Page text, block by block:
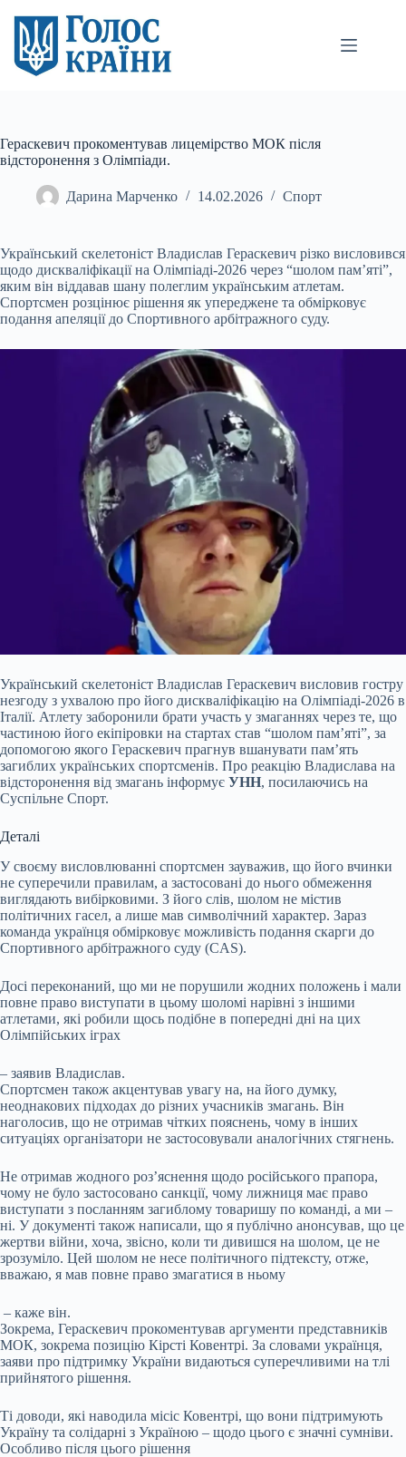
вмісту
Гераскевич прокоментував лицемірство МОК після
відсторонення з Олімпіади.
Дарина Марченко 14.02.2026 Спорт
Український скелетоніст Владислав Гераскевич різко висловився
щодо дискваліфікації на Олімпіаді-2026 через “шолом пам’яті”,
яким він віддавав шану полеглим українським атлетам.
Спортсмен розцінює рішення як упереджене та обмірковує
подання апеляції до Спортивного арбітражного суду.
Український скелетоніст Владислав Гераскевич висловив гостру
незгоду з ухвалою про його дискваліфікацію на Олімпіаді-2026 в
Італії. Атлету заборонили брати участь у змаганнях через те, що
частиною його екіпіровки на стартах став “шолом пам’яті”, за
допомогою якого Гераскевич прагнув вшанувати пам’ять
загиблих українських спортсменів. Про реакцію Владислава на
відсторонення від змагань інформує УНН, посилаючись на
Суспільне Спорт.
Деталі
У своєму висловлюванні спортсмен зауважив, що його вчинки
не суперечили правилам, а застосовані до нього обмеження
виглядають вибірковими. З його слів, шолом не містив
політичних гасел, а лише мав символічний характер. Зараз
команда українця обмірковує можливість подання скарги до
Спортивного арбітражного суду (CAS).
Досі переконаний, що ми не порушили жодних положень і мали
повне право виступати в цьому шоломі нарівні з іншими
атлетами, які робили щось подібне в попередні дні на цих
Олімпійських іграх
– заявив Владислав.
Спортсмен також акцентував увагу на, на його думку,
неоднакових підходах до різних учасників змагань. Він
наголосив, що не отримав чітких пояснень, чому в інших
ситуаціях організатори не застосовували аналогічних стягнень.
Не отримав жодного роз’яснення щодо російського прапора,
чому не було застосовано санкції, чому лижниця має право
виступати з посланням загиблому товаришу по команді, а ми –
ні. У документі також написали, що я публічно анонсував, що це
жертви війни, хоча, звісно, коли ти дивишся на шолом, це не
зрозуміло. Цей шолом не несе політичного підтексту, отже,
вважаю, я мав повне право змагатися в ньому
– каже він.
Зокрема, Гераскевич прокоментував аргументи представників
МОК, зокрема позицію Кірсті Ковентрі. За словами українця,
заяви про підтримку України видаються суперечливими на тлі
прийнятого рішення.
Ті доводи, які наводила місіс Ковентрі, що вони підтримують
Україну та солідарні з Україною – щодо цього є значні сумніви.
Особливо після цього рішення